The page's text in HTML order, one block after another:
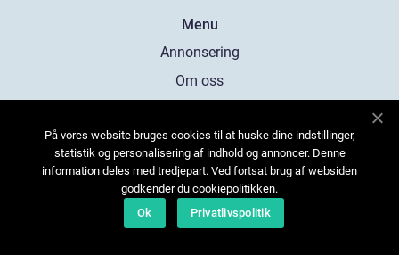
Menu
Annonsering
Om oss
Kontakta oss
Sitemap
På vores website bruges cookies til at huske dine indstillinger,
statistik og personalisering af indhold og annoncer. Denne
information deles med tredjepart. Ved fortsat brug af websiden
godkender du cookiepolitikken.
Ok
Privatlivspolitik